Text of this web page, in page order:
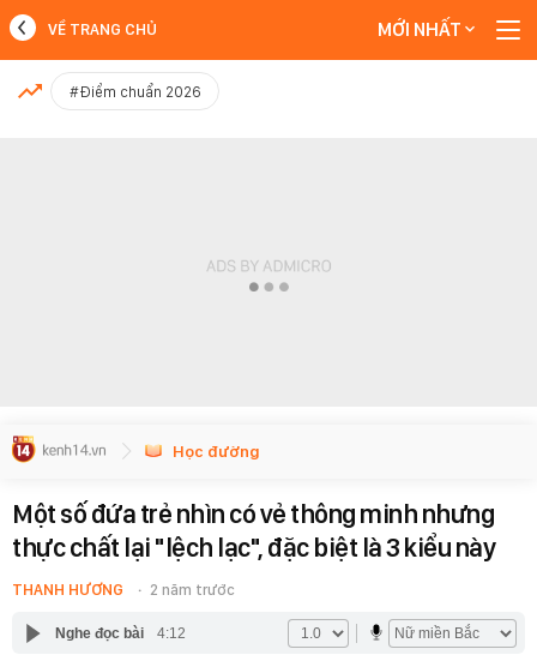
MỚI NHẤT
VỀ TRANG CHỦ MỚI NHẤT
#Điểm chuẩn 2026
Học đường
Một số đứa trẻ nhìn có vẻ thông minh nhưng
thực chất lại "lệch lạc", đặc biệt là 3 kiểu này
THANH HƯƠNG 2 năm trước
Nghe đọc bài 4:12